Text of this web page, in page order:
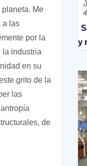
Me
a las
por la
la industria
en su
grito de la
las
de
y